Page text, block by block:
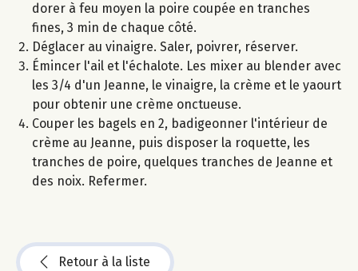
dorer à feu moyen la poire coupée en tranches
fines, 3 min de chaque côté.
Déglacer au vinaigre. Saler, poivrer, réserver.
Émincer l'ail et l'échalote. Les mixer au blender avec
les 3/4 d'un Jeanne, le vinaigre, la crème et le yaourt
pour obtenir une crème onctueuse.
Couper les bagels en 2, badigeonner l'intérieur de
crème au Jeanne, puis disposer la roquette, les
tranches de poire, quelques tranches de Jeanne et
des noix. Refermer.
Retour à la liste